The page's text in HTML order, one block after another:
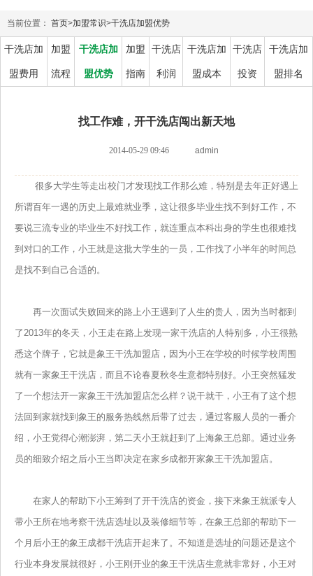
当前位置： 首页>加盟常识>干洗店加盟优势
干洗店加
盟费用
加盟
流程
干洗店加
盟优势
加盟
指南
干洗店
利润
干洗店加
盟成本
干洗店
投资
干洗店加
盟排名
找工作难，开干洗店闯出新天地
2014-05-29 09:46 admin
很多大学生等走出校门才发现找工作那么难，特别是去年正好遇上
所谓百年一遇的历史上最难就业季，这让很多毕业生找不到好工作，不
要说三流专业的毕业生不好找工作，就连重点本科出身的学生也很难找
到对口的工作，小王就是这批大学生的一员，工作找了小半年的时间总
是找不到自己合适的。
再一次面试失败回来的路上小王遇到了人生的贵人，因为当时都到
了2013年的冬天，小王走在路上发现一家干洗店的人特别多，小王很熟
悉这个牌子，它就是象王干洗加盟店，因为小王在学校的时候学校周围
就有一家象王干洗店，而且不论春夏秋冬生意都特别好。小王突然猛发
了一个想法开一家象王干洗加盟店怎么样？说干就干，小王有了这个想
法回到家就找到象王的服务热线然后带了过去，通过客服人员的一番介
绍，小王觉得心潮澎湃，第二天小王就赶到了上海象王总部。通过业务
员的细致介绍之后小王当即决定在家乡成都开家象王干洗加盟店。
在家人的帮助下小王筹到了开干洗店的资金，接下来象王就派专人
带小王所在地考察干洗店选址以及装修细节等，在象王总部的帮助下一
个月后小王的象王成都干洗店开起来了。不知道是选址的问题还是这个
行业本身发展就很好，小王刚开业的象王干洗店生意就非常好，小王对